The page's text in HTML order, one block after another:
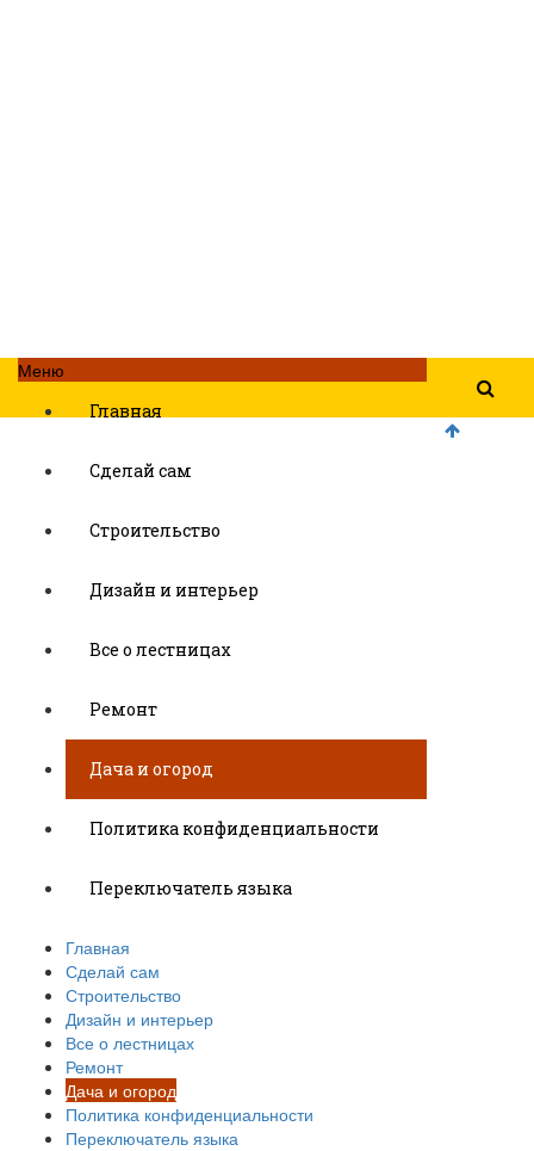
Меню
Главная
Сделай сам
Строительство
Дизайн и интерьер
Все о лестницах
Ремонт
Дача и огород
Политика конфиденциальности
Переключатель языка
Главная
Сделай сам
Строительство
Дизайн и интерьер
Все о лестницах
Ремонт
Дача и огород
Политика конфиденциальности
Переключатель языка